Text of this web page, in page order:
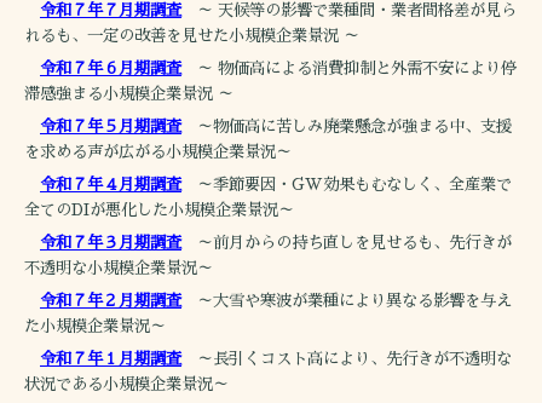
令和７年７月期調査～ 天候等の影響で業種間・業者間格差が見ら
れるも、一定の改善を見せた小規模企業景況 ～
令和７年６月期調査～ 物価高による消費抑制と外需不安により停
滞感強まる小規模企業景況 ～
令和７年５月期調査～物価高に苦しみ廃業懸念が強まる中、支援
を求める声が広がる小規模企業景況～
令和７年４月期調査～季節要因・GW効果もむなしく、全産業で
全てのDIが悪化した小規模企業景況～
令和７年３月期調査～前月からの持ち直しを見せるも、先行きが
不透明な小規模企業景況～
令和７年２月期調査～大雪や寒波が業種により異なる影響を与え
た小規模企業景況～
令和７年１月期調査～長引くコスト高により、先行きが不透明な
状況である小規模企業景況～